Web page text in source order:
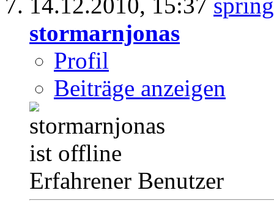
14.12.2010, 15:37
stormarnjonas
Profil
Beiträge anzeigen
Erfahrener Benutzer